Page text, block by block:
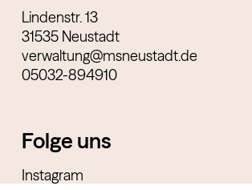
Lindenstr. 13
31535 Neustadt
verwaltung@msneustadt.de
05032-894910
Folge uns
Instagram